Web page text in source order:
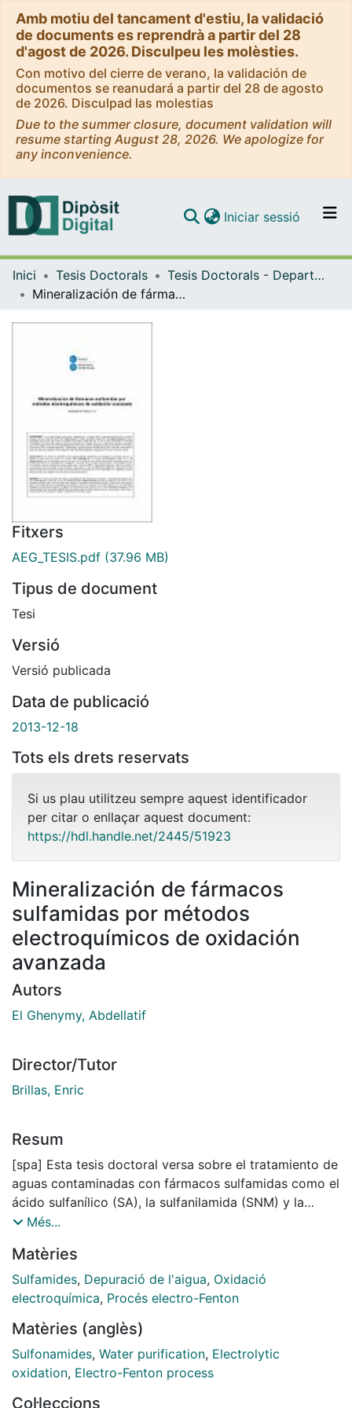
Amb motiu del tancament d'estiu, la validació
de documents es reprendrà a partir del 28
d'agost de 2026. Disculpeu les molèsties.
Con motivo del cierre de verano, la validación de
documentos se reanudará a partir del 28 de agosto
de 2026. Disculpad las molestias
Due to the summer closure, document validation will
resume starting August 28, 2026. We apologize for
any inconvenience.
Navega per tot el DD
Iniciar sessió (current)
Inici Tesis Doctorals
Tesis Doctorals - Departament - Química Física
Mineralización de fármacos sulfamidas por métodos electroquímicos de oxidación avanzada
Fitxers
AEG_TESIS.pdf (37.96 MB)
Tipus de document
Tesi
Versió
Versió publicada
Data de publicació
2013-12-18
Tots els drets reservats
Si us plau utilitzeu sempre aquest identificador
per citar o enllaçar aquest document:
https://hdl.handle.net/2445/51923
Mineralización de fármacos
sulfamidas por métodos
electroquímicos de oxidación
avanzada
Autors
El Ghenymy, Abdellatif
Director/Tutor
Brillas, Enric
Resum
[spa] Esta tesis doctoral versa sobre el tratamiento de
aguas contaminadas con fármacos sulfamidas como el
ácido sulfanílico (SA), la sulfanilamida (SNM) y la
sulfametazina (SMZ). Estos compuestos se han
diversos procesos electroquímicos de oxidación
avanzada (EAOPs) tales como la oxidación anódica
(AO) en celda dividida y no dividida y los procesos
fotoelectro-Fenton solar (SPEF). En AO se ha usado un
ánodo de diamante dopado con boro (BDD) y un
cátodo de acero inoxidable en celdas de 100 mL,
Més...
Matèries
Sulfamides, Depuració de l'aigua, Oxidació
electroquímica, Procés electro-Fenton
Matèries (anglès)
Sulfonamides, Water purification, Electrolytic
oxidation, Electro-Fenton process
Col·leccions